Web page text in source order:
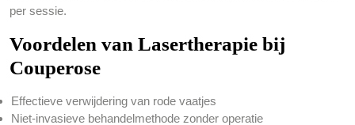
per sessie.
Voordelen van Lasertherapie bij
Couperose
Effectieve verwijdering van rode vaatjes
Niet-invasieve behandelmethode zonder operatie